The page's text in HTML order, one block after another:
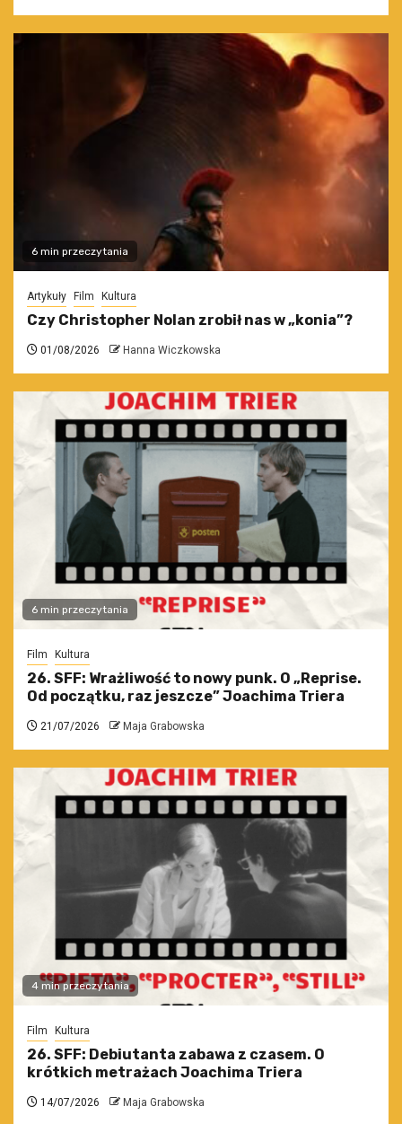
6 min przeczytania
Artykuły Film Kultura
Czy Christopher Nolan zrobił nas w „konia”?
01/08/2026 Hanna Wiczkowska
6 min przeczytania
Film Kultura
26. SFF: Wrażliwość to nowy punk. O „Reprise.
Od początku, raz jeszcze” Joachima Triera
21/07/2026 Maja Grabowska
4 min przeczytania
Film Kultura
26. SFF: Debiutanta zabawa z czasem. O
krótkich metrażach Joachima Triera
14/07/2026 Maja Grabowska